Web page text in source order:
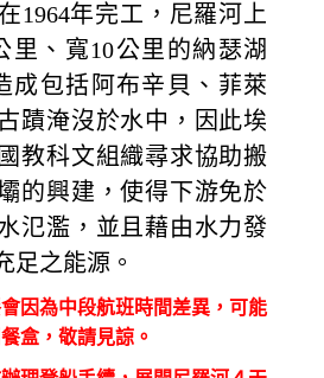
1964年完工，尼羅河上
里、寬10公里的納瑟湖
成包括阿布辛貝、菲萊
蹟淹沒於水中，因此埃
教科文組織尋求協助搬
的興建，使得下游免於
氾濫，並且藉由水力發
足之能源。
因為中段航班時間差異，可能
盒，敬請見諒。